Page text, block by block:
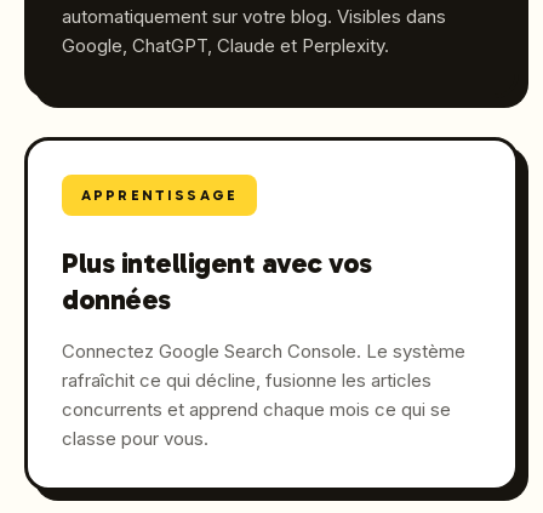
automatiquement sur votre blog. Visibles dans
Google, ChatGPT, Claude et Perplexity.
APPRENTISSAGE
Plus intelligent avec vos
données
Connectez Google Search Console. Le système
rafraîchit ce qui décline, fusionne les articles
concurrents et apprend chaque mois ce qui se
classe pour vous.